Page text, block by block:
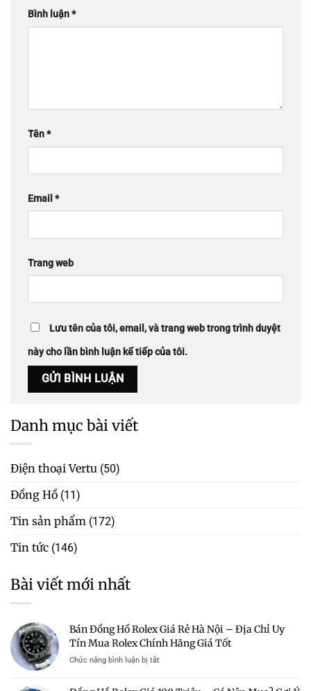
Bình luận*
Tên*
Email *
Trang web
Lưu tên của tôi, email, và trang web trong trình duyệt
này cho lần bình luận kế tiếp của tôi.
Danh mục bài viết
Điện thoại Vertu (50)
Đồng Hồ (11)
Tin sản phẩm (172)
Tin tức (146)
Bài viết mới nhất
Bán Đồng Hồ Rolex Giá Rẻ Hà Nội – Địa Chỉ Uy
Tín Mua Rolex Chính Hãng Giá Tốt
Chức năng bình luận bị tắtở